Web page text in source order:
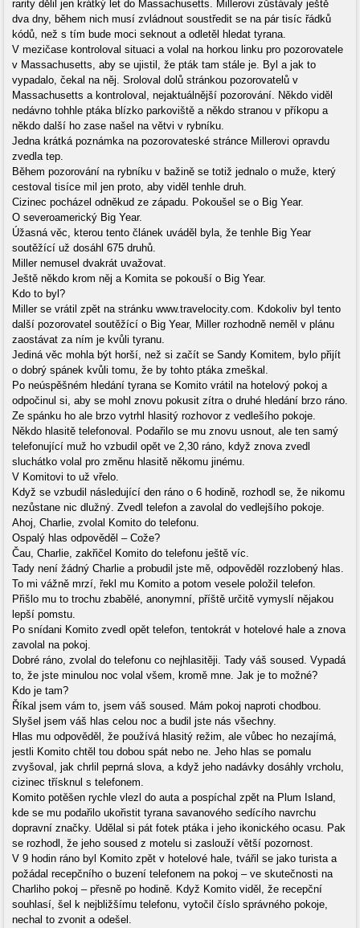
rarity dělil jen krátký let do Massachusetts. Millerovi zůstávaly ještě
dva dny, během nich musí zvládnout soustředit se na pár tisíc řádků
kódů, než s tím bude moci seknout a odletěl hledat tyrana.
V mezičase kontroloval situaci a volal na horkou linku pro pozorovatele
v Massachusetts, aby se ujistil, že pták tam stále je. Byl a jak to
vypadalo, čekal na něj. Sroloval dolů stránkou pozorovatelů v
Massachusetts a kontroloval, nejaktuálnější pozorování. Někdo viděl
nedávno tohhle ptáka blízko parkoviště a někdo stranou v příkopu a
někdo další ho zase našel na větvi v rybníku.
Jedna krátká poznámka na pozorovateské stránce Millerovi opravdu
zvedla tep.
Během pozorování na rybníku v bažině se totiž jednalo o muže, který
cestoval tisíce mil jen proto, aby viděl tenhle druh.
Cizinec pocházel odněkud ze západu. Pokoušel se o Big Year.
O severoamerický Big Year.
Úžasná věc, kterou tento článek uváděl byla, že tenhle Big Year
soutěžící už dosáhl 675 druhů.
Miller nemusel dvakrát uvažovat.
Ještě někdo krom něj a Komita se pokouší o Big Year.
Kdo to byl?
Miller se vrátil zpět na stránku www.travelocity.com. Kdokoliv byl tento
další pozorovatel soutěžící o Big Year, Miller rozhodně neměl v plánu
zaostávat za ním je kvůli tyranu.
Jediná věc mohla být horší, než si začít se Sandy Komitem, bylo přijít
o dobrý spánek kvůli tomu, že by tohto ptáka zmeškal.
Po neúspěšném hledání tyrana se Komito vrátil na hotelový pokoj a
odpočinul si, aby se mohl znovu pokusit zítra o druhé hledání brzo ráno.
Ze spánku ho ale brzo vytrhl hlasitý rozhovor z vedlešího pokoje.
Někdo hlasitě telefonoval. Podařilo se mu znovu usnout, ale ten samý
telefonující muž ho vzbudil opět ve 2,30 ráno, když znova zvedl
sluchátko volal pro změnu hlasitě někomu jinému.
V Komitovi to už vřelo.
Když se vzbudil následující den ráno o 6 hodině, rozhodl se, že nikomu
nezůstane nic dlužný. Zvedl telefon a zavolal do vedlejšího pokoje.
Ahoj, Charlie, zvolal Komito do telefonu.
Ospalý hlas odpověděl – Cože?
Čau, Charlie, zakřičel Komito do telefonu ještě víc.
Tady není žádný Charlie a probudil jste mě, odpověděl rozzlobený hlas.
To mi vážně mrzí, řekl mu Komito a potom vesele položil telefon.
Přišlo mu to trochu zbabělé, anonymní, příště určitě vymyslí nějakou
lepší pomstu.
Po snídani Komito zvedl opět telefon, tentokrát v hotelové hale a znova
zavolal na pokoj.
Dobré ráno, zvolal do telefonu co nejhlasitěji. Tady váš soused. Vypadá
to, že jste minulou noc volal všem, kromě mne. Jak je to možné?
Kdo je tam?
Říkal jsem vám to, jsem váš soused. Mám pokoj naproti chodbou.
Slyšel jsem váš hlas celou noc a budil jste nás všechny.
Hlas mu odpověděl, že používá hlasitý režim, ale vůbec ho nezajímá,
jestli Komito chtěl tou dobou spát nebo ne. Jeho hlas se pomalu
zvyšoval, jak chrlil peprná slova, a když jeho nadávky dosáhly vrcholu,
cizinec třísknul s telefonem.
Komito potěšen rychle vlezl do auta a pospíchal zpět na Plum Island,
kde se mu podařilo ukořistit tyrana savanového sedícího navrchu
dopravní značky. Udělal si pát fotek ptáka i jeho ikonického ocasu. Pak
se rozhodl, že jeho soused z motelu si zaslouží větší pozornost.
V 9 hodin ráno byl Komito zpět v hotelové hale, tvářil se jako turista a
požádal recepčního o buzení telefonem na pokoj – ve skutečnosti na
Charliho pokoj – přesně po hodině. Když Komito viděl, že recepční
souhlasí, šel k nejbližšímu telefonu, vytočil číslo správného pokoje,
nechal to zvonit a odešel.